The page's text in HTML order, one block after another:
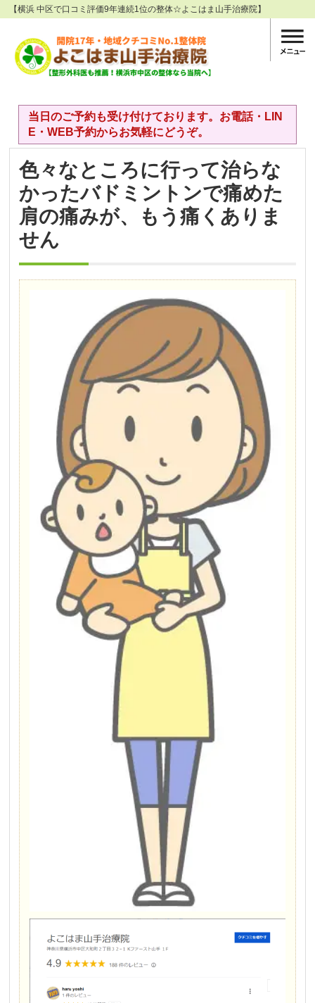
【横浜 中区で口コミ評価9年連続1位の整体☆よこはま山手治療院】
当日のご予約も受け付けております。お電話・LIN
E・WEB予約からお気軽にどうぞ。
色々なところに行って治らな
かったバドミントンで痛めた
肩の痛みが、もう痛くありま
せん